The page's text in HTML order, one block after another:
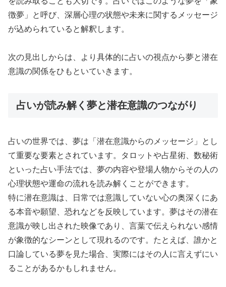
徴夢」と呼び、深層心理の状態や未来に関するメッセージ
が込められていると解釈します。
次の見出しからは、より具体的に占いの視点から夢と潜在
意識の関係をひもといていきます。
占いが読み解く夢と潜在意識のつながり
占いの世界では、夢は「潜在意識からのメッセージ」とし
て重要な要素とされています。タロットや占星術、数秘術
といった占い手法では、夢の内容や登場人物からその人の
心理状態や運命の流れを読み解くことができます。
特に潜在意識は、日常では意識していない心の奥深くにあ
る本音や願望、恐れなどを反映しています。夢はその潜在
意識が映し出された映像であり、言葉で伝えられない感情
が象徴的なシーンとして現れるのです。たとえば、誰かと
口論している夢を見た場合、実際にはその人に言えずにい
ることがあるかもしれません。